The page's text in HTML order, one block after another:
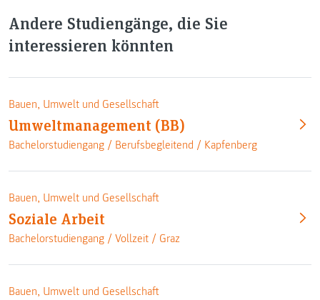
Andere Studiengänge, die Sie
interessieren könnten
Bauen, Umwelt und Gesellschaft
Umweltmanagement (BB)
Bachelorstudiengang / Berufsbegleitend / Kapfenberg
Bauen, Umwelt und Gesellschaft
Soziale Arbeit
Bachelorstudiengang / Vollzeit / Graz
Bauen, Umwelt und Gesellschaft